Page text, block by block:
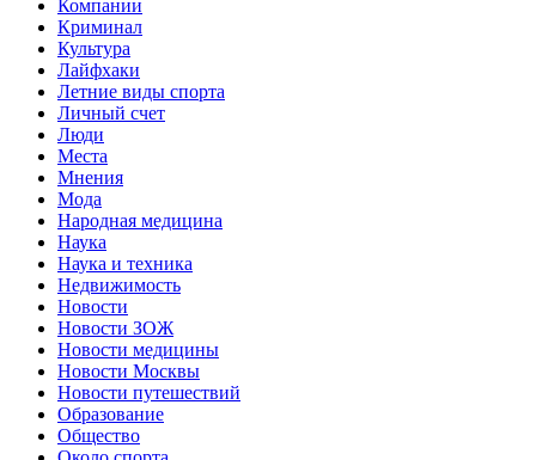
Компании
Криминал
Культура
Лайфхаки
Летние виды спорта
Личный счет
Люди
Места
Мнения
Мода
Народная медицина
Наука
Наука и техника
Недвижимость
Новости
Новости ЗОЖ
Новости медицины
Новости Москвы
Новости путешествий
Образование
Общество